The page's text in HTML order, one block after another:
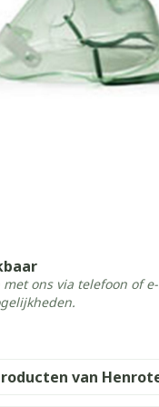
ons via telefoon of
van